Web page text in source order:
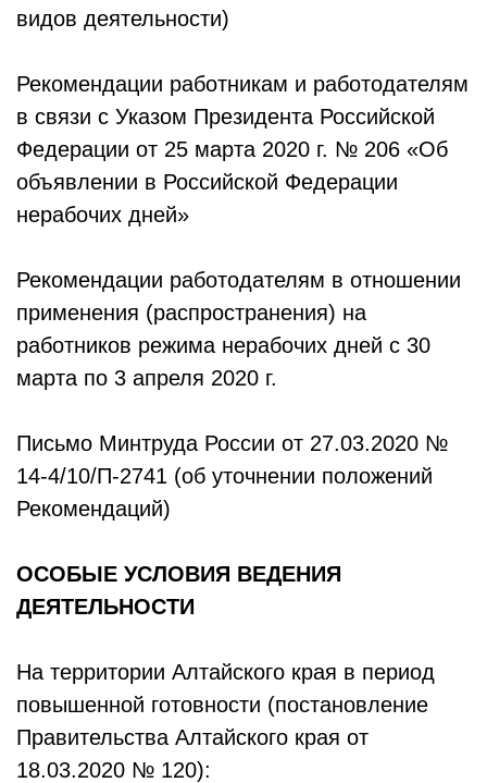
видов деятельности)
Рекомендации работникам и работодателям
в связи с Указом Президента Российской
Федерации от 25 марта 2020 г. № 206 «Об
объявлении в Российской Федерации
нерабочих дней»
Рекомендации работодателям в отношении
применения (распространения) на
работников режима нерабочих дней с 30
марта по 3 апреля 2020 г.
Письмо Минтруда России от 27.03.2020 №
14-4/10/П-2741 (об уточнении положений
Рекомендаций)
ОСОБЫЕ УСЛОВИЯ ВЕДЕНИЯ
ДЕЯТЕЛЬНОСТИ
На территории Алтайского края в период
повышенной готовности (постановление
Правительства Алтайского края от
18.03.2020 № 120):